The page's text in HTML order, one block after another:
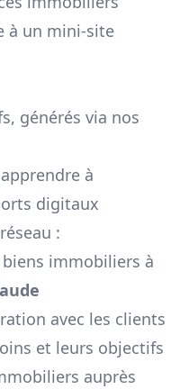
à un mini-site
générés via nos
à
digitaux
:
immobiliers à
avec les clients
et leurs objectifs
auprès